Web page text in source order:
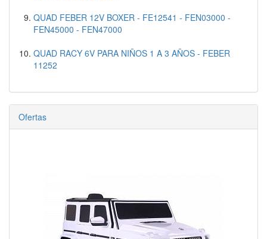
QUAD FEBER 12V BOXER - FE12541 - FEN03000 -
FEN45000 - FEN47000
QUAD RACY 6V PARA NIÑOS 1 A 3 AÑOS - FEBER
11252
Ofertas